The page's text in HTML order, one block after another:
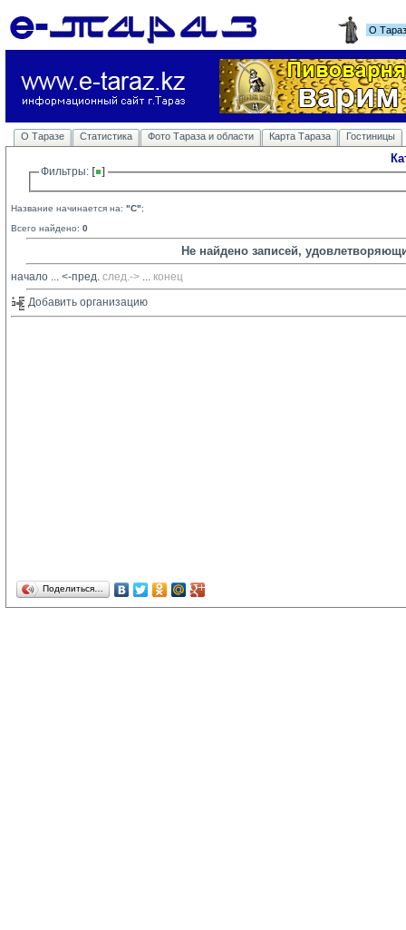
О
О Таразе Статистика Фото Тараза и области Карта Тараза Гостиницы
Фильтры:
Название начинается на: "C";
Всего найдено: 0
Не найдено записей,
начало ... <-пред. след.-> ... конец
Добавить организацию
Поделиться…